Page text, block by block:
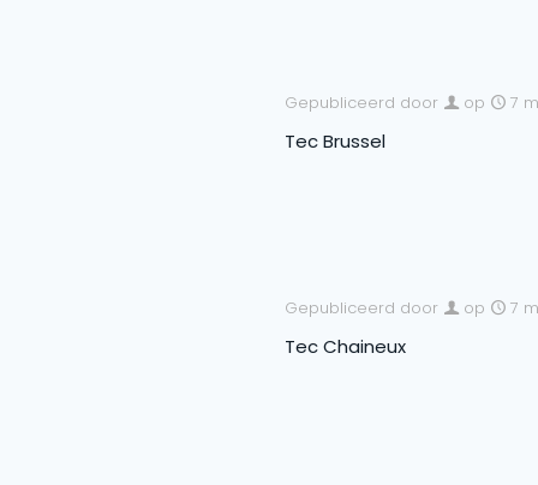
Gepubliceerd door op 7
Tec Brussel
Gepubliceerd door op 7
Tec Chaineux